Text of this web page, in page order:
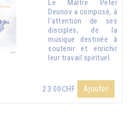
Le Maître Peter
Deunov a composé, à
l'attention de ses
disciples, de la
musique destinée à
soutenir et enrichir
leur travail spirituel.
23.00CHF Ajouter